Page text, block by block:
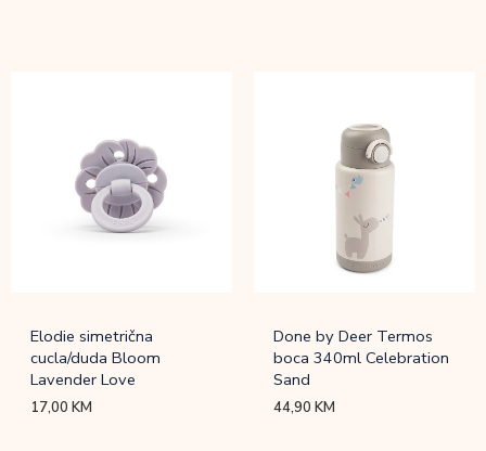
Elodie simetrična
cucla/duda Bloom
Lavender Love
17,00KM
Done by Deer Termos
boca 340ml Celebration
Sand
44,90KM